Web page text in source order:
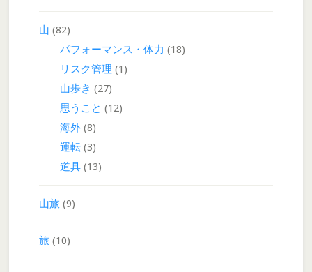
山 (82)
パフォーマンス・体力 (18)
リスク管理 (1)
山歩き (27)
思うこと (12)
海外(8)
運転(3)
道具(13)
山旅 (9)
旅 (10)